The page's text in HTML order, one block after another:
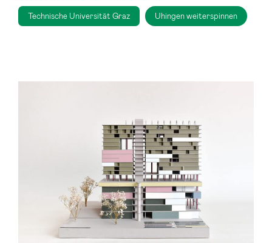
Technische Universität Graz Uhingen weiterspinnen